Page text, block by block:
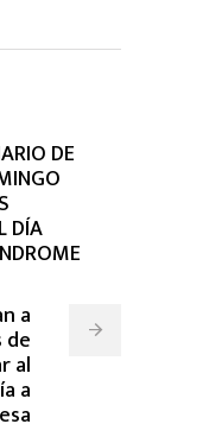
DE
DÍA
a
de
al
a